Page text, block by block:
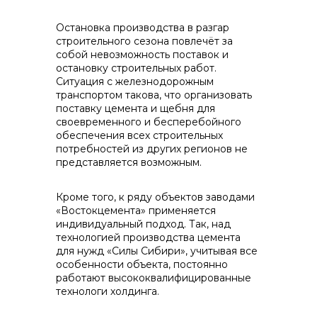
Остановка производства в разгар
строительного сезона повлечёт за
собой невозможность поставок и
остановку строительных работ.
Ситуация с железнодорожным
транспортом такова, что организовать
поставку цемента и щебня для
своевременного и бесперебойного
обеспечения всех строительных
потребностей из других регионов не
представляется возможным.
Кроме того, к ряду объектов заводами
«Востокцемента» применяется
индивидуальный подход. Так, над
технологией производства цемента
для нужд «Силы Сибири», учитывая все
особенности объекта, постоянно
работают высококвалифицированные
технологи холдинга.